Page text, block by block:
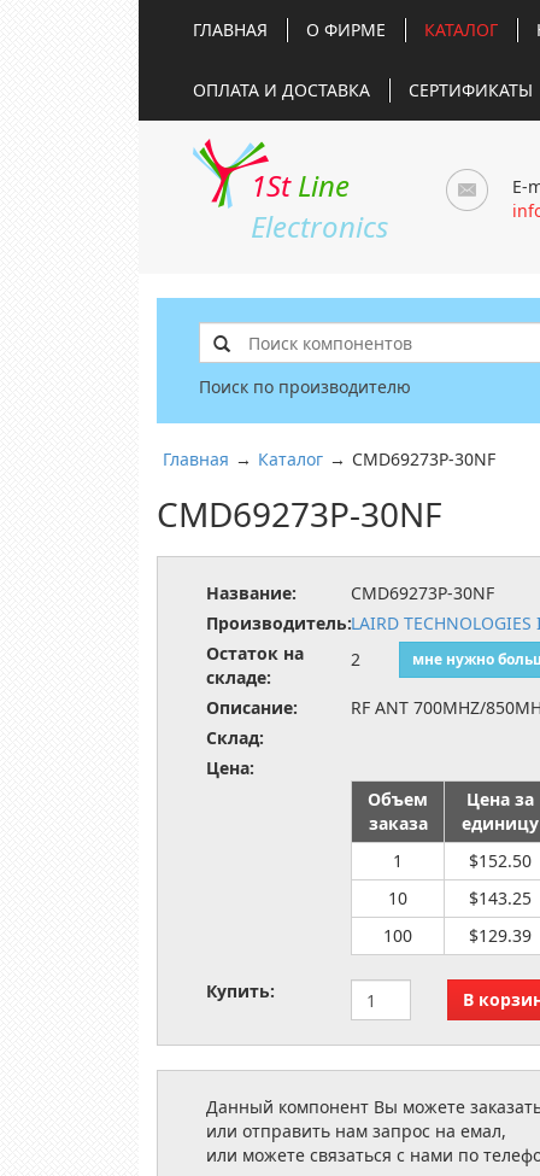
ГЛАВНАЯ О ФИРМЕ КАТАЛОГ
ОПЛАТА И ДОСТАВКА СЕРТИФИКАТЫ
1St Line
Electronics
E-
Поиск по производителю
Главная → Каталог → CMD69273P-30NF
CMD69273P-30NF
Название:
CMD69273P-30NF
Производитель:LAIRD TECHNOLOGIES
Остаток на
складе:
2 мне нужно
Описание:
RF ANT 700MHZ/
Склад:
Цена:
Объем
заказа
Цена за
единицу
1
$152.50
10
$143.25
100
$129.39
Купить:
Данный компонент Вы можете
или отправить нам запрос на емал,
или можете связаться с нами по